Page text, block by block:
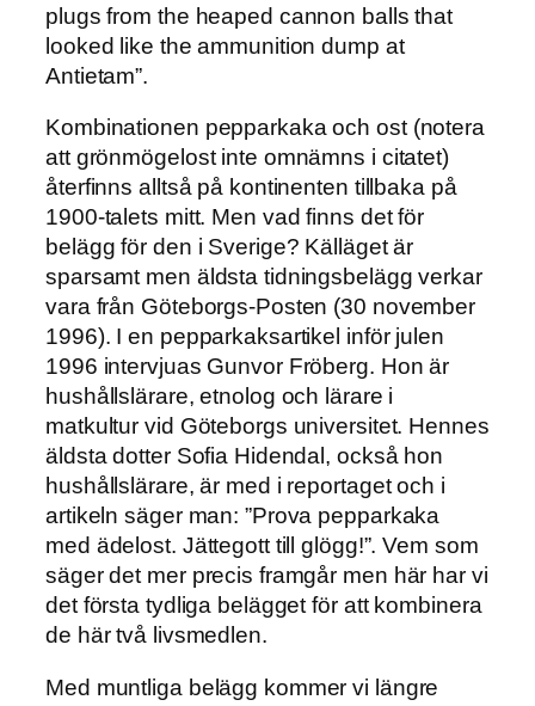
plugs from the heaped cannon balls that
looked like the ammunition dump at
Antietam”.
Kombinationen pepparkaka och ost (notera
att grönmögelost inte omnämns i citatet)
återfinns alltså på kontinenten tillbaka på
1900-talets mitt. Men vad finns det för
belägg för den i Sverige? Källäget är
sparsamt men äldsta tidningsbelägg verkar
vara från Göteborgs-Posten (30 november
1996). I en pepparkaksartikel inför julen
1996 intervjuas Gunvor Fröberg. Hon är
hushållslärare, etnolog och lärare i
matkultur vid Göteborgs universitet. Hennes
äldsta dotter Sofia Hidendal, också hon
hushållslärare, är med i reportaget och i
artikeln säger man: ”Prova pepparkaka
med ädelost. Jättegott till glögg!”. Vem som
säger det mer precis framgår men här har vi
det första tydliga belägget för att kombinera
de här två livsmedlen.
Med muntliga belägg kommer vi längre